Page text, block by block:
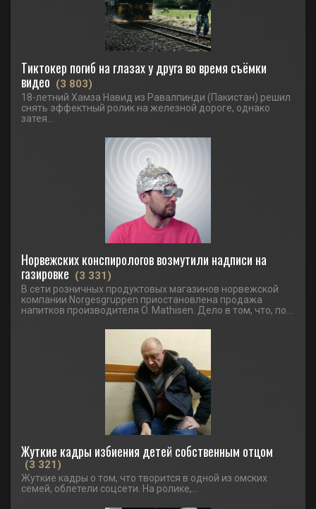
Тиктокер погиб на глазах у друга во время съёмки
видео (3 803)
18-летний Хамза Навид из Равалпинди (Пакистан) решил
снять эффектный ролик на железной дороге, однако
затея...
Норвежских конспирологов возмутили надписи на
газировке (3 331)
В сети розничных продуктовых магазинов норвежской
компании Norgesgruppen приостановлена продажа
напитков производителя O. Mathisen. Дело в том, что, по...
Жуткие кадры избиения детей собственным отцом
(3 321)
Жуткие кадры о том, что творится в одной из омских
семей, облетели соцсети. На ролике,...